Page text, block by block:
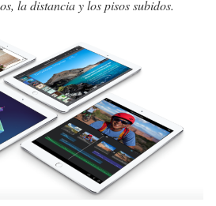
la distancia y los pisos subidos.